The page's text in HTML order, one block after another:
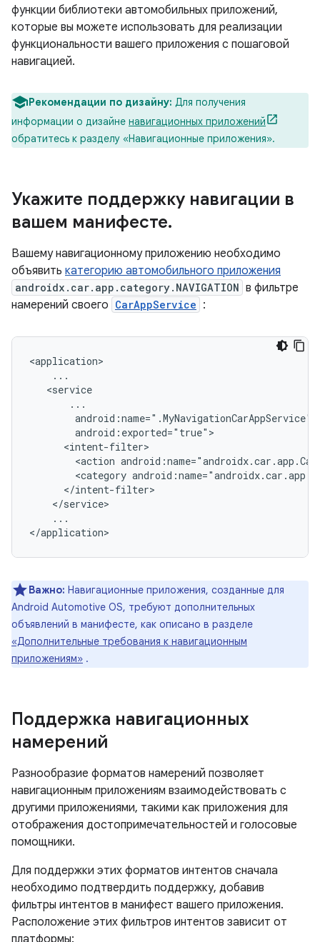
функции библиотеки автомобильных приложений,
которые вы можете использовать для реализации
функциональности вашего приложения с пошаговой
навигацией.
Рекомендации по дизайну: Для получения
информации о дизайне навигационных приложений
обратитесь к разделу «Навигационные приложения».
Укажите поддержку навигации в
вашем манифесте.
Вашему навигационному приложению необходимо
объявить категорию автомобильного приложения
androidx.car.app.category.NAVIGATION в фильтре
намерений своего CarAppService :
<action
<category
...
Важно: Навигационные приложения, созданные для
Android Automotive OS, требуют дополнительных
объявлений в манифесте, как описано в разделе
«Дополнительные требования к навигационным
приложениям» .
Поддержка навигационных
намерений
Разнообразие форматов намерений позволяет
навигационным приложениям взаимодействовать с
другими приложениями, такими как приложения для
отображения достопримечательностей и голосовые
помощники.
Для поддержки этих форматов интентов сначала
необходимо подтвердить поддержку, добавив
фильтры интентов в манифест вашего приложения.
Расположение этих фильтров интентов зависит от
платформы: